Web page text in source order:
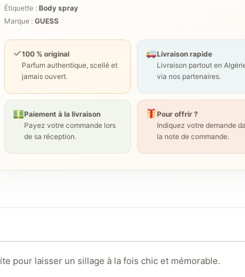
Étiquette : Body spray
Marque : GUESS
✓100 % original
Parfum authentique, scellé et
jamais ouvert.
Livraison rapide
Livraison partout en
via nos partenaires.
Paiement à la livraison
Payez votre commande lors
de sa réception.
Pour offrir ?
Indiquez votre demande
la note de commande.
pour laisser un sillage à la fois chic et mémorable.